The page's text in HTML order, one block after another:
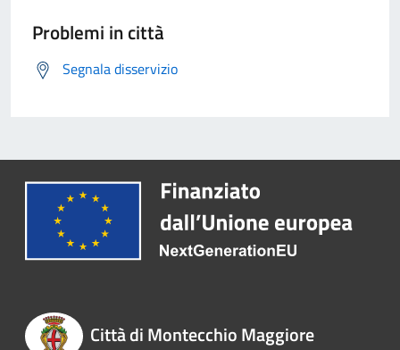
Problemi in città
Segnala disservizio
Città di Montecchio Maggiore